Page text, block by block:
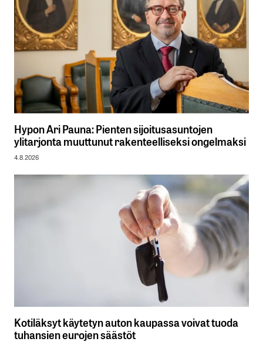
Hypon Ari Pauna: Pienten sijoitusasuntojen
ylitarjonta muuttunut rakenteelliseksi ongelmaksi
4.8.2026
Kotiläksyt käytetyn auton kaupassa voivat tuoda
tuhansien eurojen säästöt